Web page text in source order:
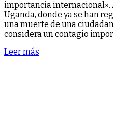
importancia internacional».
Uganda, donde ya se han
una muerte de una
considera un contagio
Leer más